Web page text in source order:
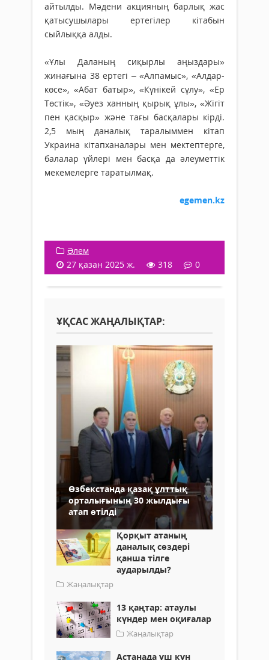
айтылды. Мәдени акцияның барлық жас
қатысушылары ертегілер кітабын
сыйлыққа алды.
«Ұлы Даланың сиқырлы аңыздары»
жинағына 38 ертегі – «Алпамыс», «Алдар-
көсе», «Абат батыр», «Күнікей сұлу», «Ер
Төстік», «Әуез ханның қырық ұлы», «Жігіт
пен қасқыр» және тағы басқалары кірді.
2,5 мың даналық таралыммен кітап
Украина кітапханалары мен мектептерге,
балалар үйлері мен басқа да әлеуметтік
мекемелерге таратылмақ.
egemen.kz
Әлем
27 қазан 2025 ж.
318 0
ҰҚСАС ЖАҢАЛЫҚТАР:
Өзбекстанда қазақ ұлттық
орталығының 30 жылдығы
атап өтілді
Қорқыт атаның
даналық сөздері
қанша тілге
аударылды?
Жаңалықтар
13 қаңтар: атаулы
күндер мен оқиғалар
Жаңалықтар
Астанада үш күн